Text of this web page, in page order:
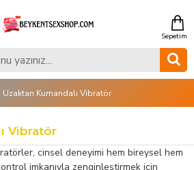
Uzaktan Kumandalı Vibratör
Vibratör
cinsel deneyimi hem bireysel hem
imkanıyla zenginleştirmek için